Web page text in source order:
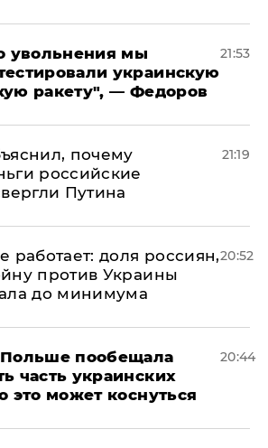
увольнения мы
украинскую
ракету", — Федоров
21:53
почему
российские
Путина
21:19
работает: доля россиян,
против Украины
до минимума
20:52
пообещала
часть украинских
это может коснуться
20:44